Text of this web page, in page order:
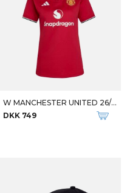
W MANCHESTER UNITED 26/27 JSY
DKK 749